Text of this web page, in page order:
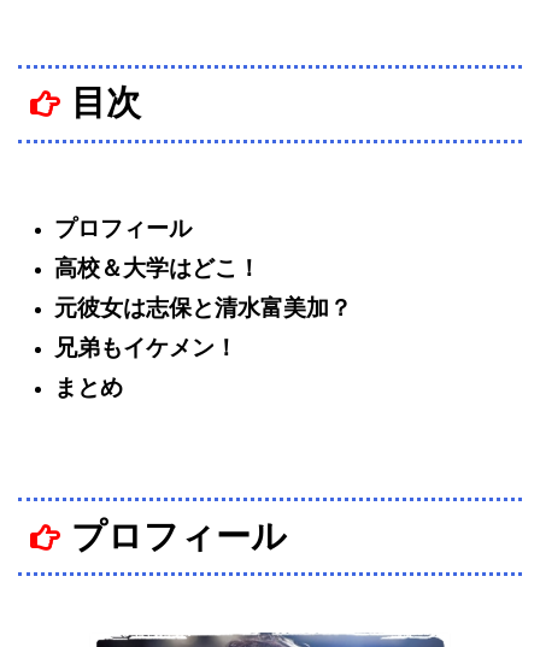
目次
プロフィール
高校＆大学はどこ！
元彼女は志保と清水富美加？
兄弟もイケメン！
まとめ
プロフィール